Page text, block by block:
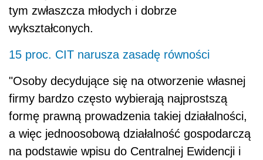
tym zwłaszcza młodych i dobrze
wykształconych.
15 proc. CIT narusza zasadę równości
"Osoby decydujące się na otworzenie własnej
firmy bardzo często wybierają najprostszą
formę prawną prowadzenia takiej działalności,
a więc jednoosobową działalność gospodarczą
na podstawie wpisu do Centralnej Ewidencji i